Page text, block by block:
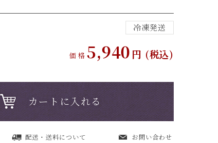
冷凍発送
価格 5,940 円 (税込)
カートに入れる
配送・送料について お問い合わせ